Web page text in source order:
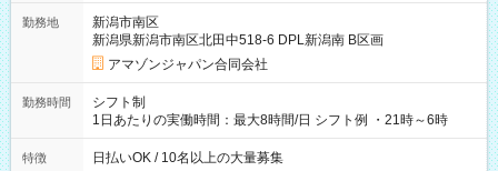
☆Amazon直雇用で安定して働けます！ 【試用期間】試用期間
あり 試用期間の長さ：1週間 雇用形態、給与は本採用時と同じ
です。
勤務地
新潟市南区
新潟県新潟市南区北田中518-6 DPL新潟南 B区画
アマゾンジャパン合同会社
勤務時間
シフト制
1日あたりの実働時間：最大8時間/日 シフト例 ・21時～6時
特徴 日払いOK / 10名以上の大量募集